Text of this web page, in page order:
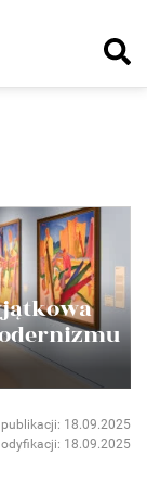
publikacji: 18.09.2025
18.09.2025